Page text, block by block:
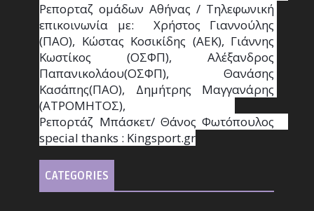
Ρεπορταζ ομάδων Αθήνας / Τηλεφωνική
επικοινωνία με:  Χρήστος Γιαννούλης
(ΠΑΟ), Κώστας Κοσικίδης (ΑΕΚ), Γιάννης
Κωστίκος (ΟΣΦΠ), Αλέξανδρος
Παπανικολάου(ΟΣΦΠ), Θανάσης
Κασάπης(ΠΑΟ), Δημήτρης Μαγγανάρης
(ΑΤΡΟΜΗΤΟΣ),
Ρεπορτάζ Μπάσκετ/ Θάνος Φωτόπουλος
special thanks : Κingsport.gr
CATEGORIES